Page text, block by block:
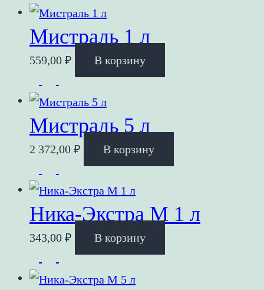
Мистраль 1 л
559,00 ₽ В корзину
Мистраль 5 л
2 372,00 ₽ В корзину
Ника-Экстра М 1 л
343,00 ₽ В корзину